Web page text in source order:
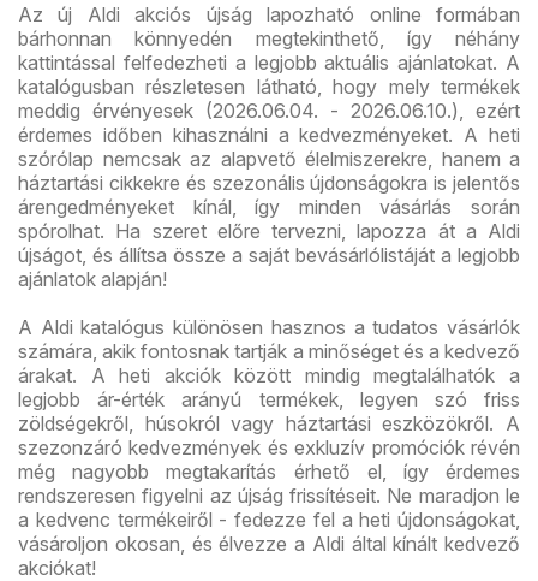
Az új Aldi akciós újság lapozható online formában
bárhonnan könnyedén megtekinthető, így néhány
kattintással felfedezheti a legjobb aktuális ajánlatokat. A
katalógusban részletesen látható, hogy mely termékek
meddig érvényesek (2026.06.04. - 2026.06.10.), ezért
érdemes időben kihasználni a kedvezményeket. A heti
szórólap nemcsak az alapvető élelmiszerekre, hanem a
háztartási cikkekre és szezonális újdonságokra is jelentős
árengedményeket kínál, így minden vásárlás során
spórolhat. Ha szeret előre tervezni, lapozza át a Aldi
újságot, és állítsa össze a saját bevásárlólistáját a legjobb
ajánlatok alapján!
A Aldi katalógus különösen hasznos a tudatos vásárlók
számára, akik fontosnak tartják a minőséget és a kedvező
árakat. A heti akciók között mindig megtalálhatók a
legjobb ár-érték arányú termékek, legyen szó friss
zöldségekről, húsokról vagy háztartási eszközökről. A
szezonzáró kedvezmények és exkluzív promóciók révén
még nagyobb megtakarítás érhető el, így érdemes
rendszeresen figyelni az újság frissítéseit. Ne maradjon le
a kedvenc termékeiről - fedezze fel a heti újdonságokat,
vásároljon okosan, és élvezze a Aldi által kínált kedvező
akciókat!